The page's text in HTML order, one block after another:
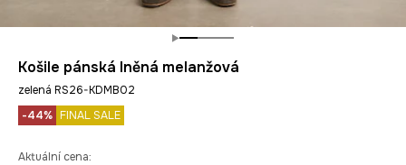
Košile pánská lněná melanžová
zelená RS26-KDMB02
-44% FINAL SALE
Aktuální cena: